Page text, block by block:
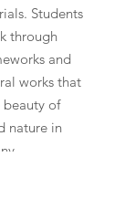
Students
through
and
works that
beauty of
nature in